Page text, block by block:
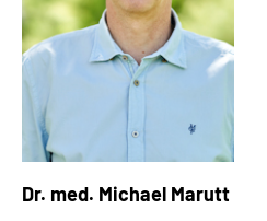
Dr. med. Michael Marutt